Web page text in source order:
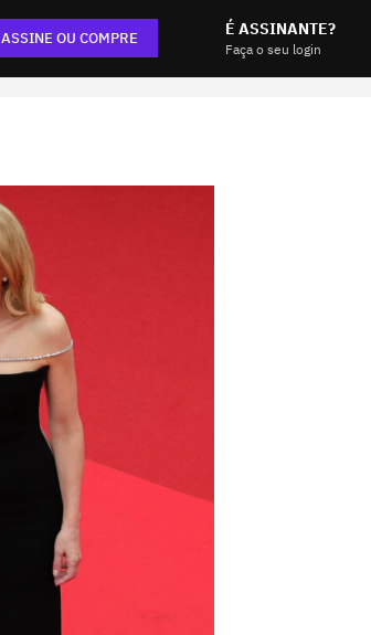
ASSINE OU COMPRE É ASSINANTE?
Faça o seu login